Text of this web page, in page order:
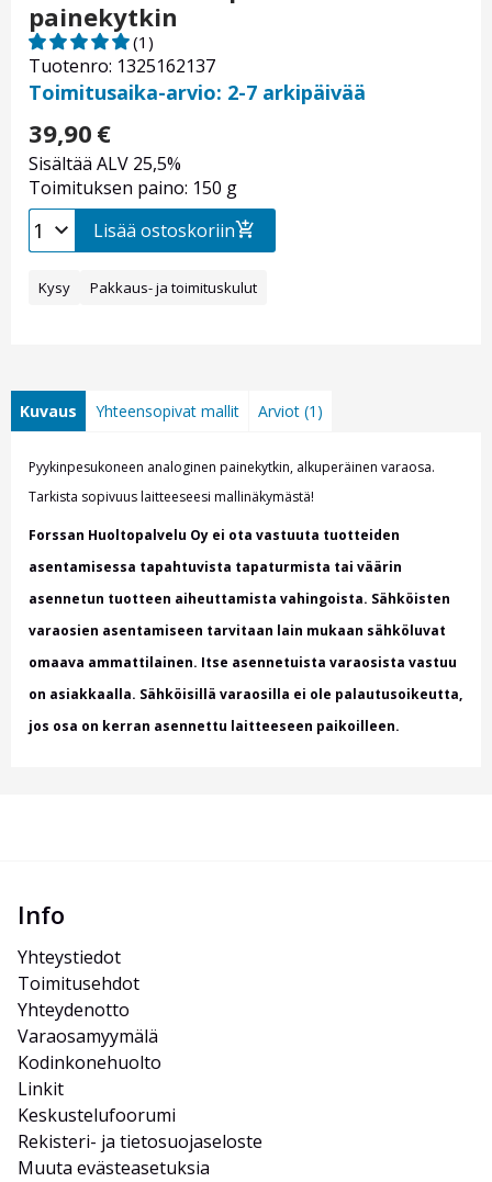
painekytkin
Tuotenro: 1325162137
(1)
Toimitusaika-arvio: 2-7 arkipäivää
39,90 €
Sisältää ALV 25,5%
Toimituksen paino: 150 g
Lisää ostoskoriin
Kysy Pakkaus- ja toimituskulut
Kuvaus Yhteensopivat mallit Arviot (1)
Pyykinpesukoneen analoginen painekytkin, alkuperäinen varaosa.
Tarkista sopivuus laitteeseesi mallinäkymästä!
Forssan Huoltopalvelu Oy ei ota vastuuta tuotteiden
asentamisessa tapahtuvista tapaturmista tai väärin
asennetun tuotteen aiheuttamista vahingoista. Sähköisten
varaosien asentamiseen tarvitaan lain mukaan sähköluvat
omaava ammattilainen. Itse asennetuista varaosista vastuu
on asiakkaalla. Sähköisillä varaosilla ei ole palautusoikeutta,
jos osa on kerran asennettu laitteeseen paikoilleen.
Info
Yhteystiedot
Toimitusehdot
Yhteydenotto
Varaosamyymälä
Kodinkonehuolto
Linkit
Keskustelufoorumi
Rekisteri- ja tietosuojaseloste
Muuta evästeasetuksia